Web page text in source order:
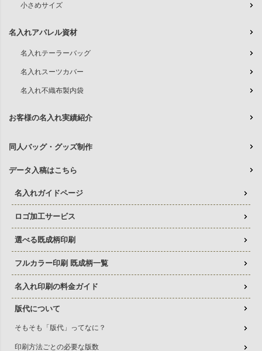
小さめサイズ
名入れアパレル資材
名入れテーラーバッグ
名入れスーツカバー
名入れ不織布製内袋
お客様の名入れ実績紹介
同人バッグ・グッズ制作
データ入稿はこちら
名入れガイドページ
ロゴ加工サービス
選べる既成柄印刷
フルカラー印刷 既成柄一覧
名入れ印刷の料金ガイド
版代について
そもそも「版代」ってなに？
印刷方法ごとの必要な版数